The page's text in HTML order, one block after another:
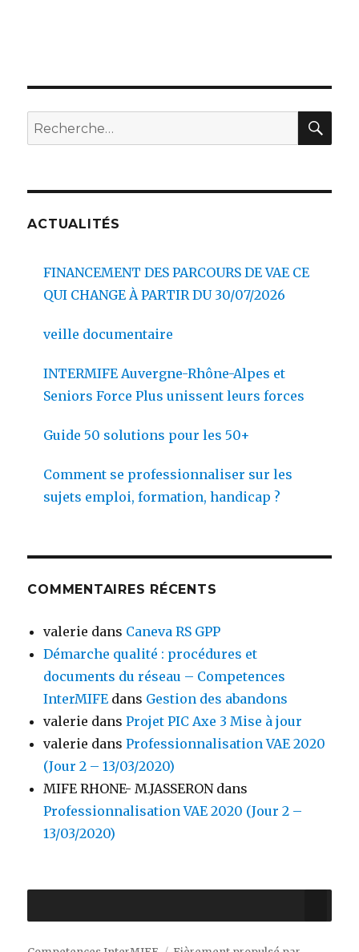
Recherche
pour :
ACTUALITÉS
FINANCEMENT DES PARCOURS DE VAE CE
QUI CHANGE À PARTIR DU 30/07/2026
veille documentaire
INTERMIFE Auvergne-Rhône-Alpes et
Seniors Force Plus unissent leurs forces
Guide 50 solutions pour les 50+
Comment se professionnaliser sur les
sujets emploi, formation, handicap ?
COMMENTAIRES RÉCENTS
valerie dans Caneva RS GPP
Démarche qualité : procédures et
documents du réseau – Competences
InterMIFE dans Gestion des abandons
valerie dansProjet PIC Axe 3 Mise à jour
valerie dansProfessionnalisation VAE 2020
(Jour 2 – 13/03/2020)
MIFE RHONE- M.JASSERONdans
Professionnalisation VAE 2020 (Jour 2 –
13/03/2020)